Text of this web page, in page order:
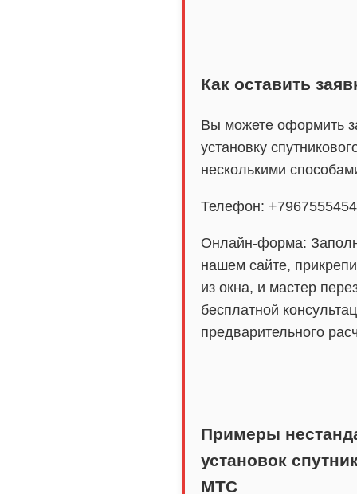
Как оставить
Вы можете оформить
установку
несколькими
Телефон:
Онлайн-форма:
нашем сайте,
из окна, и мастер
бесплатной
предварительного
Примеры
установок
МТС